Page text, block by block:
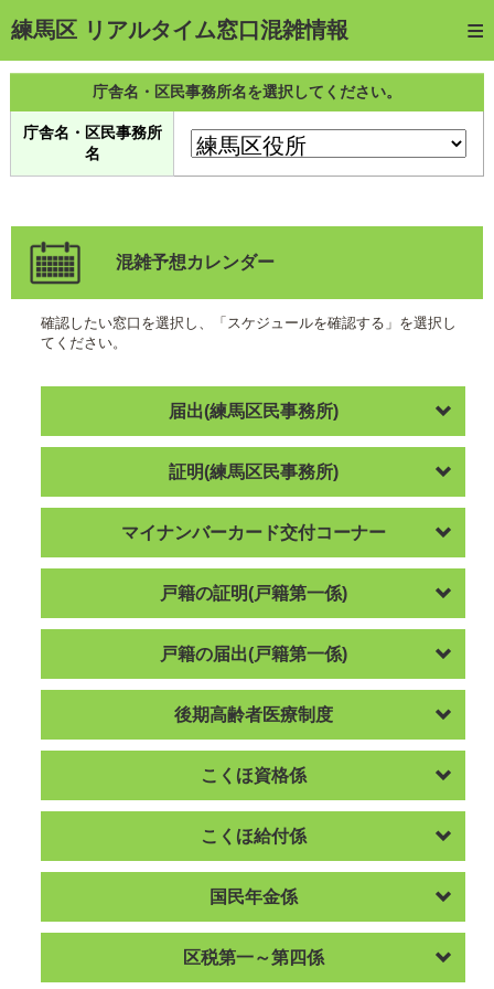
練馬区 リアルタイム窓口混雑情報
トップページ
ご利用方法
web予約
予約確認・キャンセル
待ち状況確認
交付状況確認
メール通知登録
庁舎名・区民事務所名を選択してください。
庁舎名・区民事務所
名
混雑予想カレンダー
確認したい窓口を選択し、「スケジュールを確認する」を選択し
てください。
届出(練馬区民事務所)
証明(練馬区民事務所)
マイナンバーカード交付コーナー
戸籍の証明(戸籍第一係)
戸籍の届出(戸籍第一係)
後期高齢者医療制度
こくほ資格係
こくほ給付係
国民年金係
区税第一～第四係